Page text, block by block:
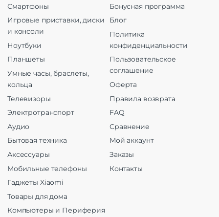
Смартфоны
Игровые приставки, диски
и консоли
Ноутбуки
Планшеты
Умные часы, браслеты,
кольца
Телевизоры
Электротранспорт
Аудио
Бытовая техника
Аксессуары
Мобильные телефоны
Гаджеты Xiaomi
Товары для дома
Компьютеры и Периферия
Бонусная программа
Блог
Политика
конфиденциальности
Пользовательское
соглашение
Оферта
Правила возврата
FAQ
Сравнение
Мой аккаунт
Заказы
Контакты